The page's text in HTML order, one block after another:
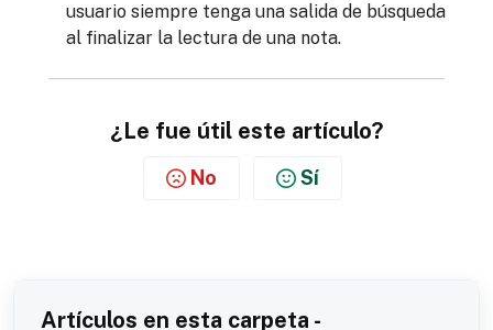
usuario siempre tenga una salida de búsqueda
al finalizar la lectura de una nota.
¿Le fue útil este artículo?
No Sí
Artículos en esta carpeta -